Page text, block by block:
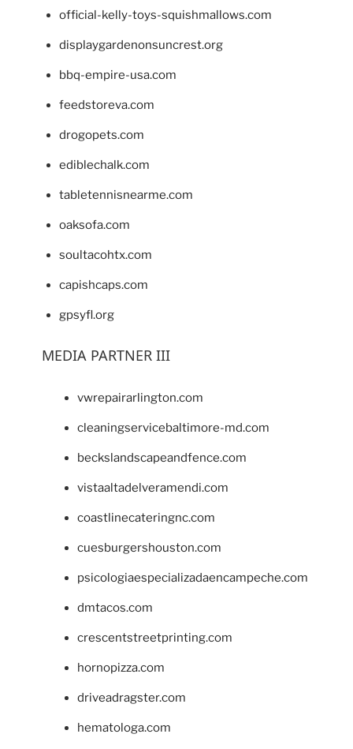
official-kelly-toys-squishmallows.com
displaygardenonsuncrest.org
bbq-empire-usa.com
feedstoreva.com
drogopets.com
ediblechalk.com
tabletennisnearme.com
oaksofa.com
soultacohtx.com
capishcaps.com
gpsyfl.org
MEDIA PARTNER III
vwrepairarlington.com
cleaningservicebaltimore-md.com
beckslandscapeandfence.com
vistaaltadelveramendi.com
coastlinecateringnc.com
cuesburgershouston.com
psicologiaespecializadaencampeche.com
dmtacos.com
crescentstreetprinting.com
hornopizza.com
driveadragster.com
hematologa.com